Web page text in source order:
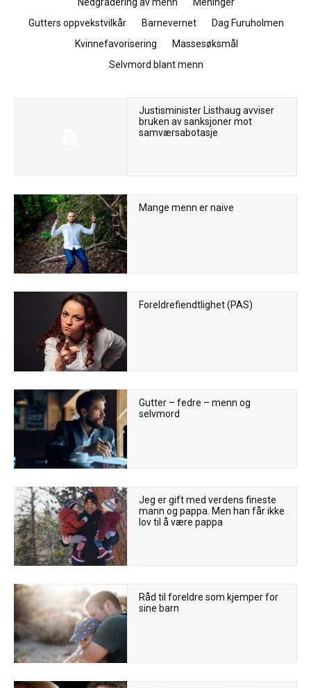
Gutters oppvekstvilkår
Barnevernet
Dag Furuholmen
Kvinnefavorisering
Massesøksmål
Selvmord blant menn
Justisminister Listhaug avviser
bruken av sanksjoner mot
samværsabotasje
Mange menn er naive
Foreldrefiendtlighet (PAS)
Gutter – fedre – menn og
selvmord
Jeg er gift med verdens fineste
mann og pappa. Men han får ikke
lov til å være pappa
Råd til foreldre som kjemper for
sine barn